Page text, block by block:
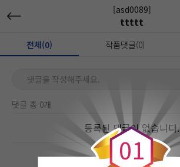
[asd0089]
ttttt
전체(0) 작품댓글(0)
댓글을 작성해주세요.
댓글 총 0개
등록된 댓글이 없습니다.
0
0
1